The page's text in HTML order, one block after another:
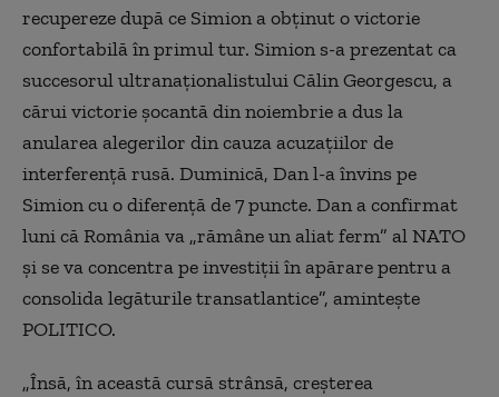
recupereze după ce Simion a obținut o victorie
confortabilă în primul tur. Simion s-a prezentat ca
succesorul ultranaționalistului Călin Georgescu, a
cărui victorie șocantă din noiembrie a dus la
anularea alegerilor din cauza acuzațiilor de
interferență rusă. Duminică, Dan l-a învins pe
Simion cu o diferență de 7 puncte. Dan a confirmat
luni că România va „rămâne un aliat ferm” al NATO
și se va concentra pe investiții în apărare pentru a
consolida legăturile transatlantice”, amintește
POLITICO.
„Însă, în această cursă strânsă, creșterea